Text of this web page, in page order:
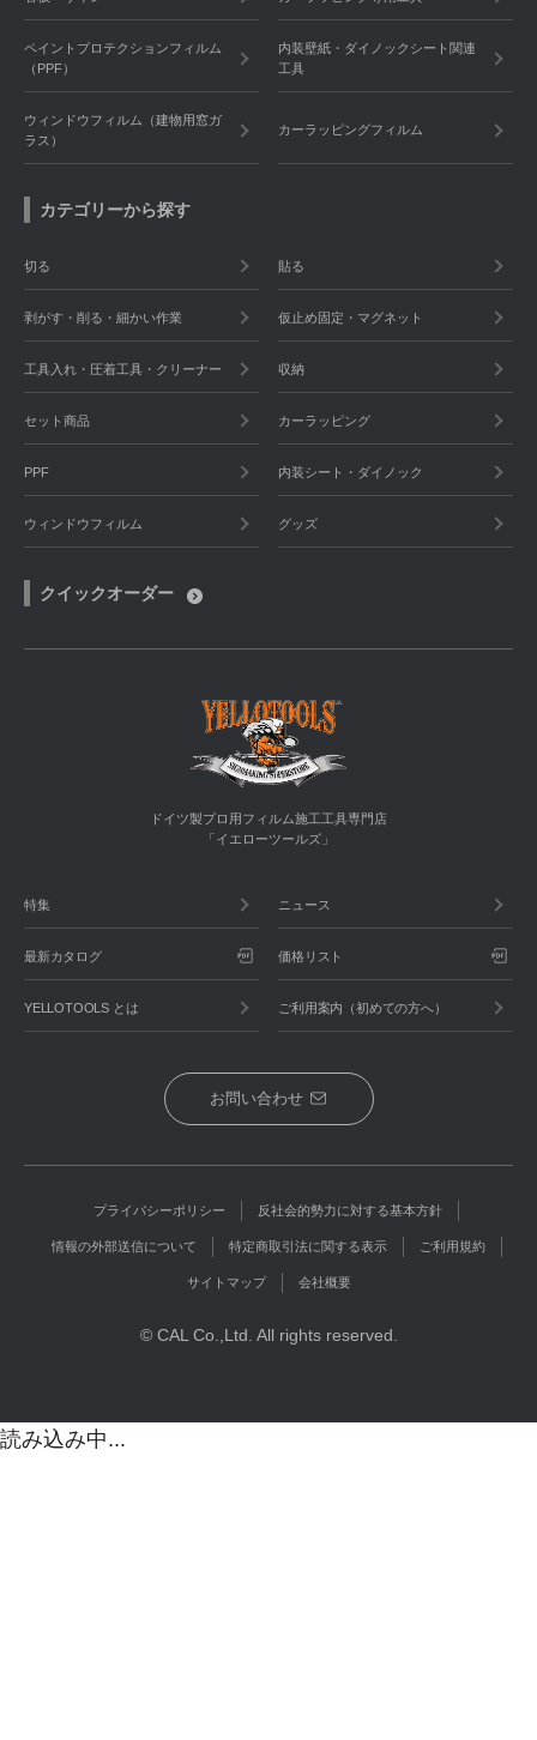
ペイントプロテクションフィルム
（PPF）
内装壁紙・ダイノックシート関連
工具
ウィンドウフィルム（建物用窓ガ
ラス）
カーラッピングフィルム
カテゴリーから探す
切る 貼る
剥がす・削る・細かい作業 仮止め固定・マグネット
工具入れ・圧着工具・クリーナー 収納
セット商品 カーラッピング
PPF 内装シート・ダイノック
ウィンドウフィルム グッズ
クイックオーダー
ドイツ製プロ用フィルム施工工具専門店
「イエローツールズ」
特集 ニュース
最新カタログ 価格リスト
YELLOTOOLS とは ご利用案内（初めての方へ）
お問い合わせ
プライバシーポリシー 反社会的勢力に対する基本方針
情報の外部送信について 特定商取引法に関する表示 ご利用規約
サイトマップ 会社概要
© CAL Co.,Ltd. All rights reserved.
読み込み中...